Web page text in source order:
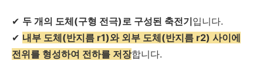
✔ 두 개의 도체(구형 전극)로 구성된 축전기입니다.
✔ 내부 도체(반지름 r1)와 외부 도체(반지름 r2) 사이에
전위를 형성하여 전하를 저장합니다.